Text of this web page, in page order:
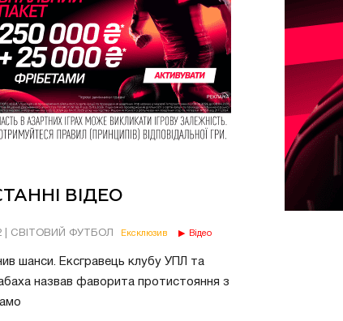
ВІДЕО
| СВІТОВИЙ ФУТБОЛ Ексклюзив Відео
шанси. Ексгравець клубу УПЛ та
назвав фаворита протистояння з